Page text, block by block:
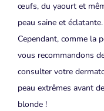
œufs, du yaourt et
peau saine et éclatante.
Cependant, comme la
vous recommandons
consulter votre
peau extrêmes avant
blonde !